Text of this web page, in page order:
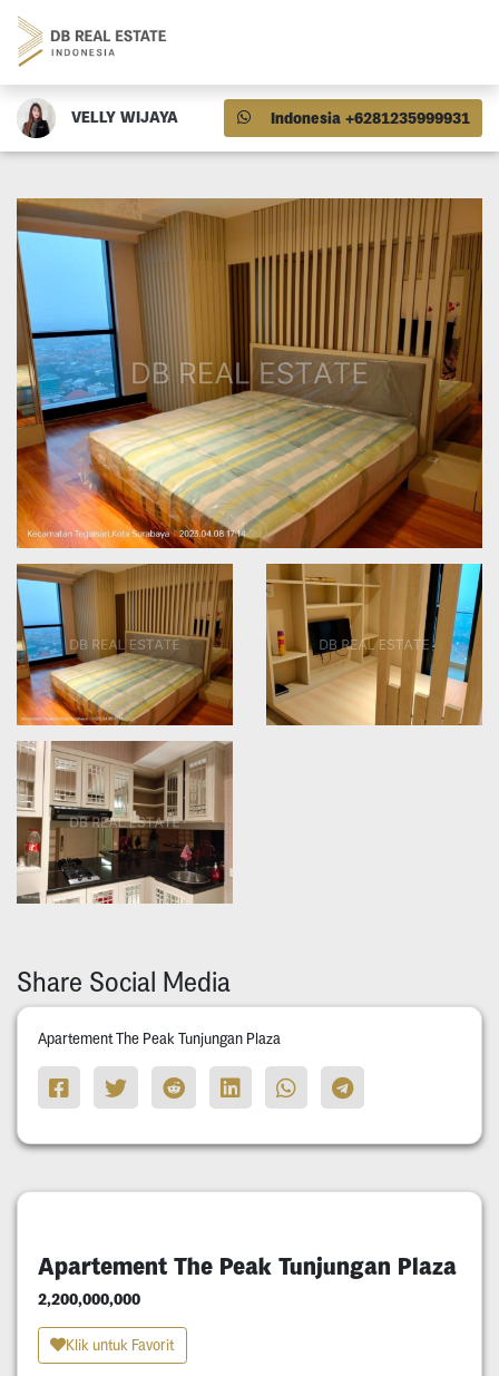
VELLY WIJAYA Indonesia +6281235999931
Share Social Media
Apartement The Peak Tunjungan Plaza
Apartement The Peak Tunjungan Plaza
2,200,000,000
Klik untuk Favorit